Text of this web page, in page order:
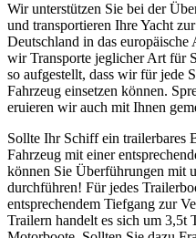
Wir unterstützen Sie bei der
und transportieren Ihre Yacht
Deutschland in das
wir Transporte jeglicher Art für
so aufgestellt, dass wir für jede
Fahrzeug einsetzen können.
eruieren wir auch mit Ihnen
Sollte Ihr Schiff ein trailerbares
Fahrzeug mit einer
können Sie Überführungen mit
durchführen! Für jedes
entsprechendem Tiefgang zur
Trailern handelt es sich um 3,5t